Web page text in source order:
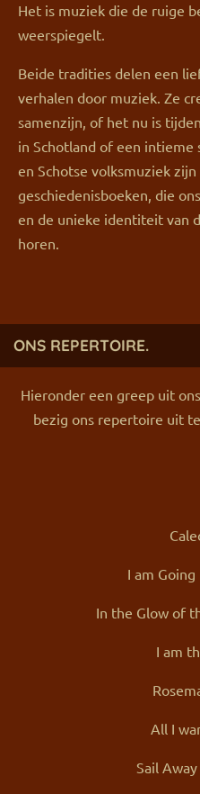
Het is muziek die de ruige
weerspiegelt.
Beide tradities delen een
verhalen door muziek. Ze
samenzijn, of het nu is
in Schotland of een intieme
en Schotse volksmuziek
geschiedenisboeken, die
en de unieke identiteit van
horen.
ONS REPERTOIRE.
Hieronder een greep uit
bezig ons repertoire uit
I am
In the Glow of
I am
All I
Sail